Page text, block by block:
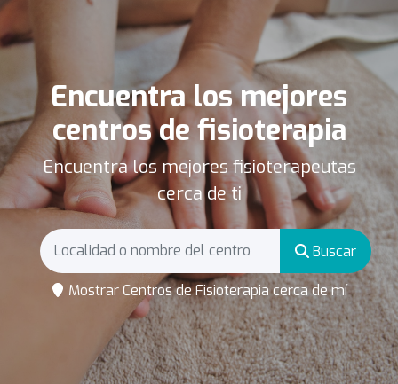
Encuentra los mejores
centros de fisioterapia
Encuentra los mejores fisioterapeutas
cerca de ti
Buscar
Mostrar Centros de Fisioterapia cerca de mí